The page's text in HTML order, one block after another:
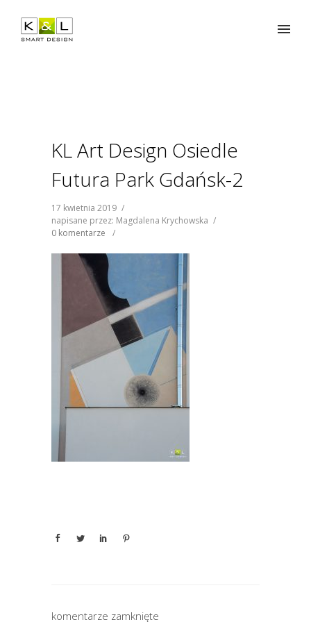
KL Art Design Osiedle
Futura Park Gdańsk-2
17 kwietnia 2019 /
napisane przez: Magdalena Krychowska /
0 komentarze
/
komentarze zamknięte